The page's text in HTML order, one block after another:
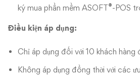
ký mua phần mềm ASOFT®-POS
Điều kiện áp dụng:
Chỉ áp dụng đối với 10 khách hàng
Không áp dụng đồng thời với các